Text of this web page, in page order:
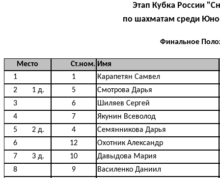
Этап Кубка России
по шахматам среди
Финальное
Место Ст.ном. Имя
1
1
Карапетян Самвел
2
1 д. 5
Смотрова Дарья
3
6
Шиляев Сергей
4
7
Якунин Всеволод
5
2 д. 4
Семянникова Дарья
6
12
Охотник Александр
7
3 д. 10
Давыдова Мария
8
9
Василенко Даниил